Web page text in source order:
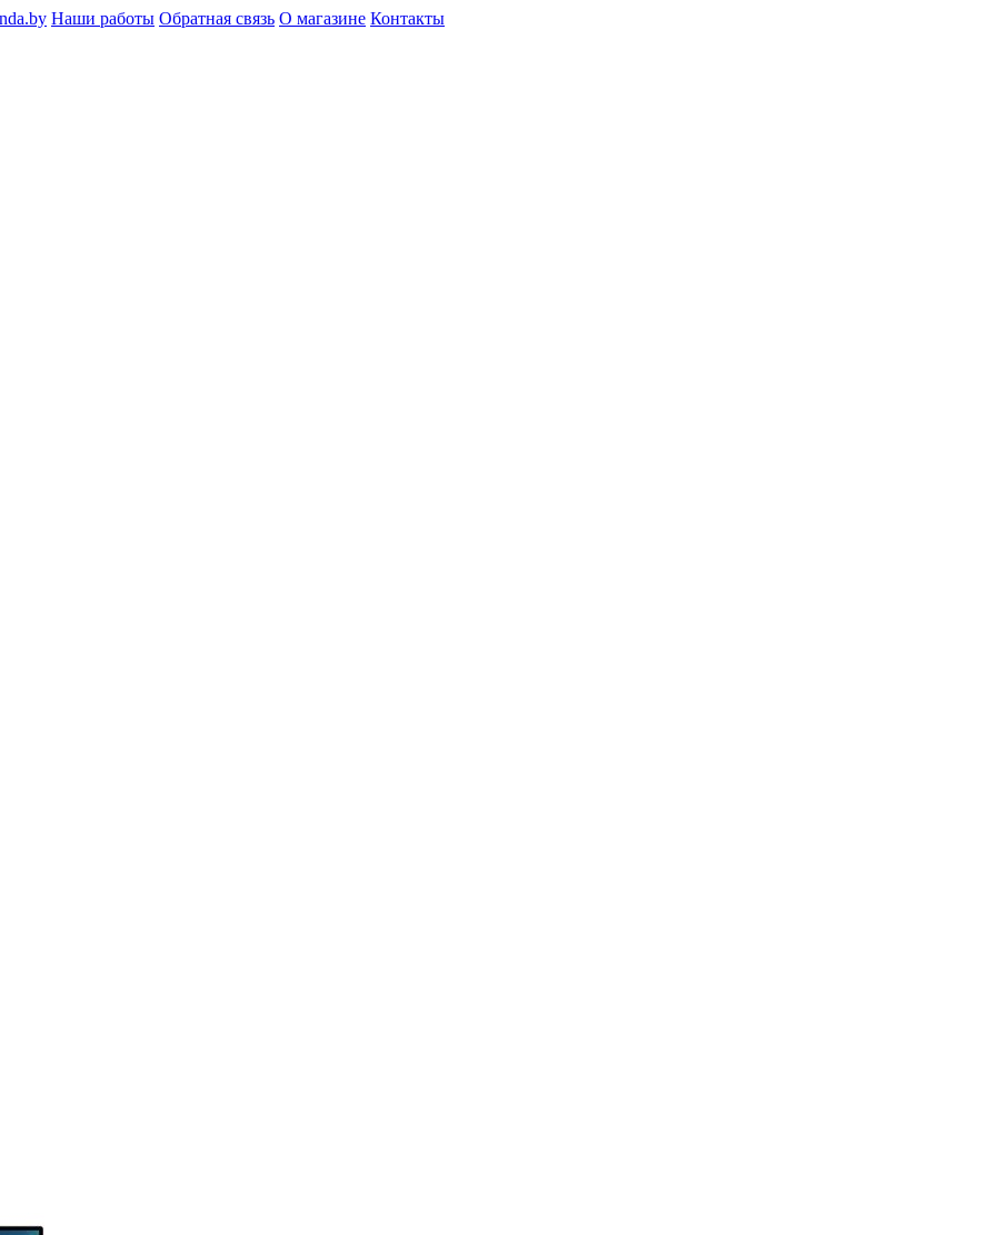
Наши работы Обратная связь О магазине Контакты